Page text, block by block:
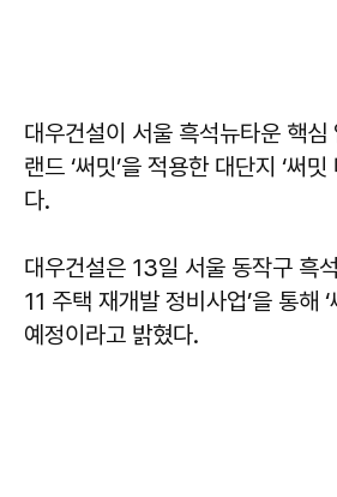
대우건설이 서울 흑석뉴타운 핵
랜드 ‘써밋’을 적용한 대단지 ‘써
다.
대우건설은 13일 서울 동작구 흑
11 주택 재개발 정비사업’을 통해
예정이라고 밝혔다.